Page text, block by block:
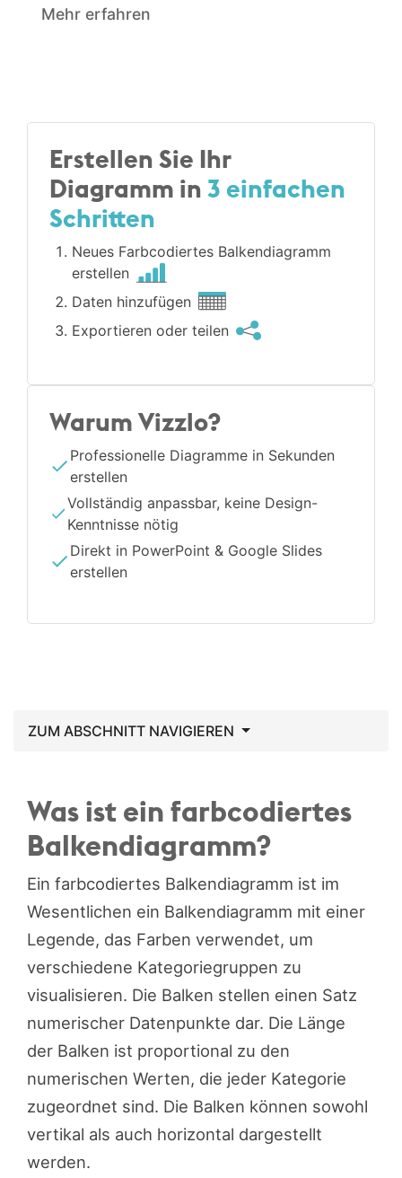
Mehr erfahren
Erstellen Sie Ihr
Diagramm in3 einfachen
Schritten
Neues Farbcodiertes Balken­diagramm
erstellen
Daten hinzufügen
Exportieren oder teilen
Warum Vizzlo?
Professionelle Diagramme in Sekunden
erstellen
Vollständig anpassbar, keine Design-
Kenntnisse nötig
Direkt in PowerPoint & Google Slides
erstellen
ZUM ABSCHNITT NAVIGIEREN
Was ist ein farbcodiertes
Balkendiagramm?
Ein farbcodiertes Balkendiagramm ist im
Wesentlichen ein Balkendiagramm mit einer
Legende, das Farben verwendet, um
verschiedene Kategoriegruppen zu
visualisieren. Die Balken stellen einen Satz
numerischer Datenpunkte dar. Die Länge
der Balken ist proportional zu den
numerischen Werten, die jeder Kategorie
zugeordnet sind. Die Balken können sowohl
vertikal als auch horizontal dargestellt
werden.